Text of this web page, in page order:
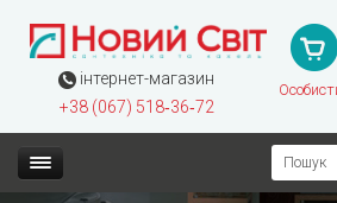
інтернет-магазин
+38 (067) 518‑36‑72
Пошук